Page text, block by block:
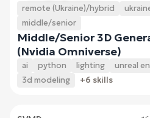
remote (Ukraine)/hybrid
middle/senior
Middle/Senior 3D
(Nvidia Omniverse)
ai python lighting
unreal
3d modeling
+6 skills